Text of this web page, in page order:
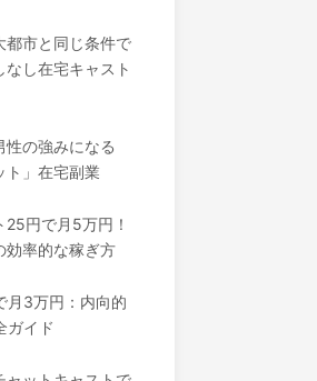
都市と同じ条件で
し在宅キャスト
性の強みになる
ト」在宅副業
25円で月5万円！
効率的な稼ぎ方
月3万円：内向的
ガイド